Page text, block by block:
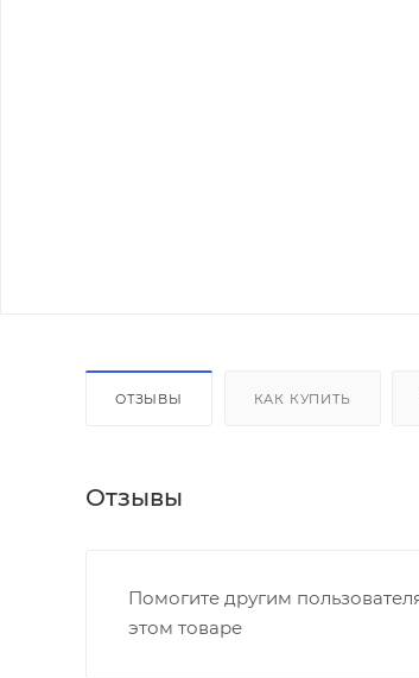
ОТЗЫВЫ КАК КУПИТЬ
Отзывы
Помогите другим
этом товаре